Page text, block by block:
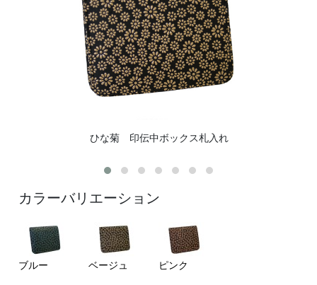
ひな菊 印伝中ボックス札入れ
カラーバリエーション
ブルー ベージュ ピンク